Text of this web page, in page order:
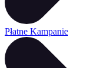
Płatne Kampanie